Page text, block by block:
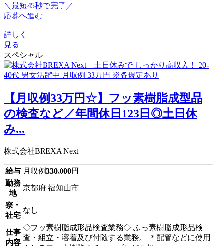
＼最短45秒で完了／
応募へ進む
詳しく
見る
スペシャル
【月収例33万円☆】フッ素樹脂成型品
の検査など／年間休日123日◎土日休
み...
株式会社BREXA Next
給与 月収例330,000円
勤務
地
京都府 福知山市
寮・
社宅
なし
仕事
内容
◇フッ素樹脂成形品検査業務◇ ふっ素樹脂成形品検
査・組立・溶着及び付随する業務。 ＊配管などに使用